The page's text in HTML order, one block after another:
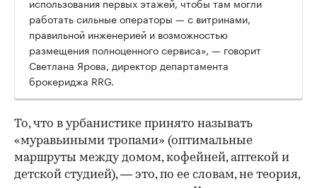
00:00
работать сильные операторы — с витринами,
правильной инженерией и возможностью
размещения полноценного сервиса», — говорит
Светлана Ярова, директор департамента
брокериджа RRG.
То, что в урбанистике принято называть
«муравьиными тропами» (оптимальные
маршруты между домом, кофейней, аптекой и
детской студией), — это, по ее словам, не теория,